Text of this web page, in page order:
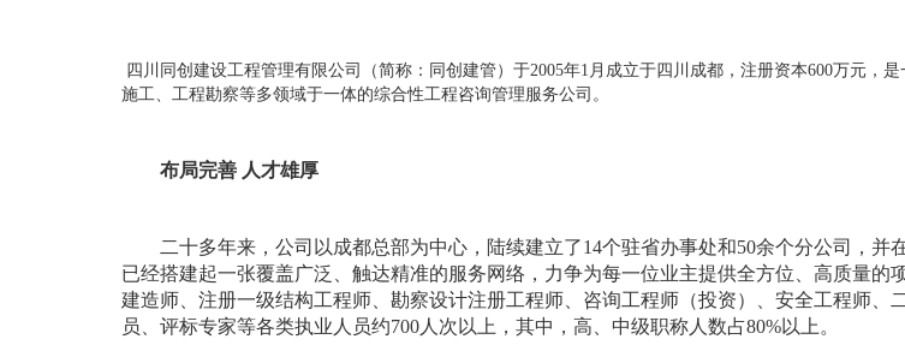
四川同创建设工程管理有限公司（简称：同创建管）于2005年1月成立于四川成都，注册资本600万元，
施工、工程勘察等多领域于一体的综合性工程咨询管理服务公司。
布局完善 人才雄厚
二十多年来，公司以成都总部为中心，陆续建立了14个驻省办事处和50余个分公司，并
已经搭建起一张覆盖广泛、触达精准的服务网络，力争为每一位业主提供全方位、高质量
建造师、注册一级结构工程师、勘察设计注册工程师、咨询工程师（投资）、安全工程师
员、评标专家等各类执业人员约700人次以上，其中，高、中级职称人数占80%以上。